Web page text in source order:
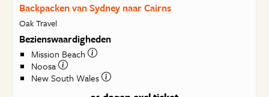
Backpacken van Sydney naar Cairns
Oak Travel
Bezienswaardigheden
Mission Beach
Noosa
New South Wales